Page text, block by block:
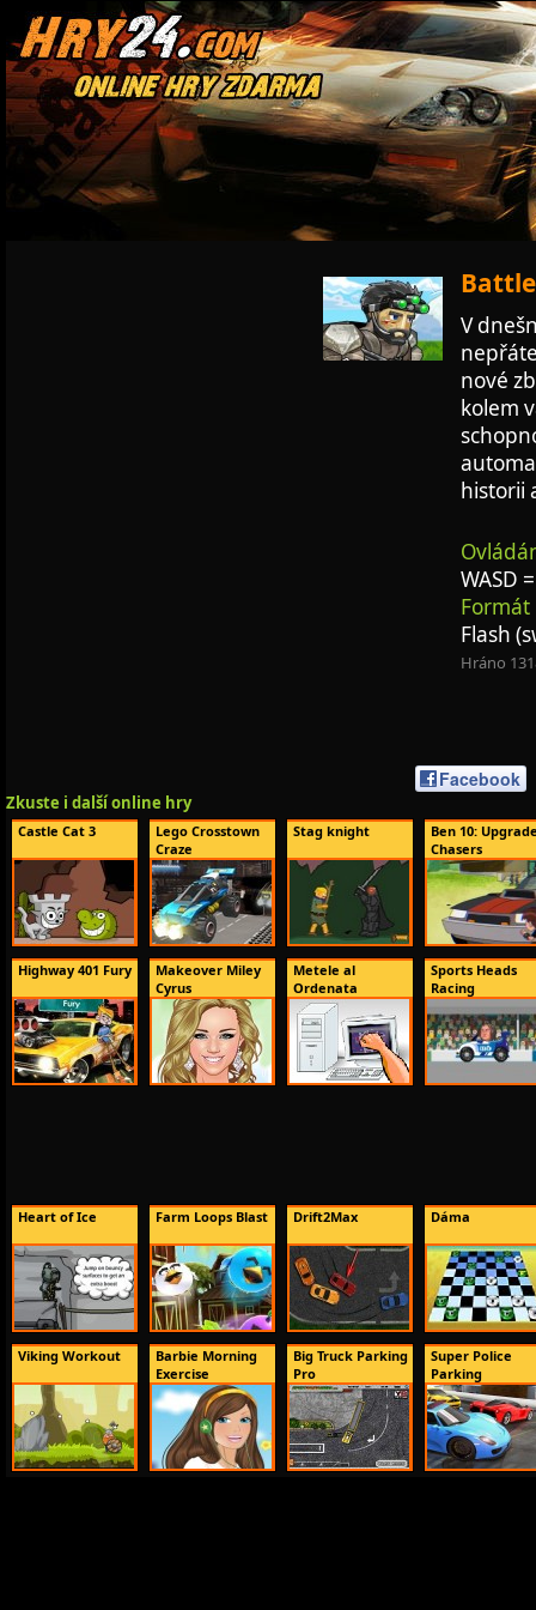
V
nové
kolem
historii
WASD
Flash
Hráno
Facebook
Zkuste i další online hry
Castle Cat 3
Lego Crosstown
Craze
Stag knight
Ben 10:
Chasers
Highway 401 Fury
Makeover Miley
Cyrus
Metele al
Ordenata
Sports Heads
Racing
Heart of Ice Farm Loops Blast Drift2Max Dáma
Viking Workout
Barbie Morning
Exercise
Big Truck Parking
Pro
Super Police
Parking